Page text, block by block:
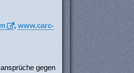
, www.carc-
gegen